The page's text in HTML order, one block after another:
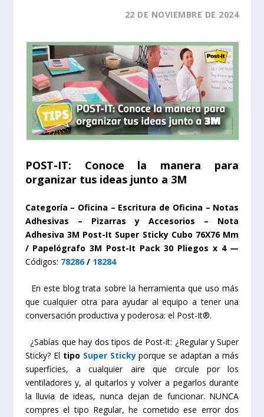
22 DE NOVIEMBRE DE 2024
POST-IT: Conoce la manera para
organizar tus ideas junto a 3M
Categoría – Oficina – Escritura de Oficina – Notas
Adhesivas – Pizarras y Accesorios – Nota
Adhesiva 3M Post-It Super Sticky Cubo 76X76 Mm
/ Papelógrafo 3M Post-It Pack 30 Pliegos x 4 —
Códigos: 78286/ 18284
En este blog trata sobre la herramienta que uso más
que cualquier otra para ayudar al equipo a tener una
conversación productiva y poderosa: el Post-It®.
¿Sabías que hay dos tipos de Post-it: ¿Regular y Super
Sticky? El tipo Super Stickyporque se adaptan a más
superficies, a cualquier aire que circule por los
ventiladores y, al quitarlos y volver a pegarlos durante
la lluvia de ideas, nunca dejan de funcionar. NUNCA
compres el tipo Regular, he cometido ese error dos